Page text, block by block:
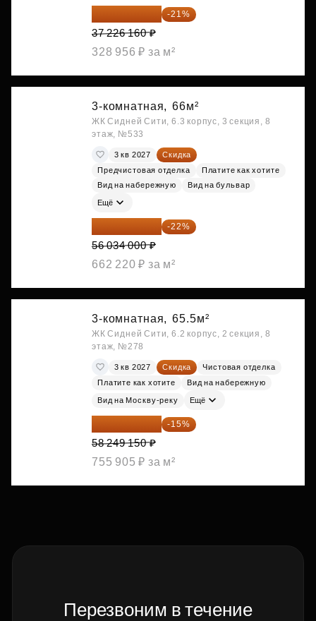
29 408 666 ₽ -21%
37 226 160 ₽
328 956 ₽ за м²
3-комнатная, 66м²
ЖК Сидней Сити, 6.3 корпус, 3 секция, 8
этаж, №533
3 кв 2027
Скидка
Предчистовая отделка
Платите как хотите
Вид на набережную
Вид на бульвар
Ещё
43 706 520 ₽ -22%
56 034 000 ₽
662 220 ₽ за м²
3-комнатная, 65.5м²
ЖК Сидней Сити, 6.2 корпус, 2 секция, 8
этаж, №278
3 кв 2027 Скидка
Чистовая отделка
Платите как хотите
Вид на набережную
Вид на Москву-реку Ещё
49 511 778 ₽ -15%
58 249 150 ₽
755 905 ₽ за м²
Перезвоним в течение